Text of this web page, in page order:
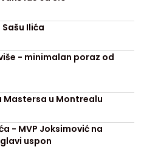
Ilića
- minimalan poraz od
Mastersa u Montrealu
- MVP Joksimović na
uspon